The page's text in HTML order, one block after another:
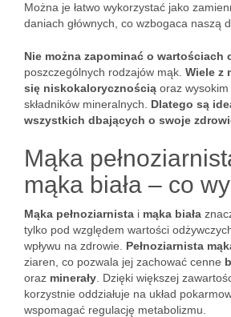
Można je łatwo wykorzystać jako
daniach głównych, co wzbogaca naszą
Nie można zapominać o wartościach
poszczególnych rodzajów mąk. Wiele z
się niskokalorycznością oraz
składników mineralnych. Dlatego są
wszystkich dbających o swoje
Mąka
mąka biała – co
Mąka pełnoziarnista i mąka biała
tylko pod względem wartości
wpływu na zdrowie. Pełnoziarnista
ziaren, co pozwala jej zachować cenne
oraz minerały . Dzięki większej
korzystnie oddziałuje na układ
wspomagać regulację metabolizmu.